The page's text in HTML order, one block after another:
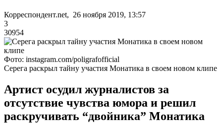
Корреспондент.net, 26 ноября 2019, 13:57
3
30954
Фото: instagram.com/poligrafofficial
Серега раскрыл тайну участия Монатика в своем новом клипе
Артист осудил журналистов за
отсутствие чувства юмора и решил
раскручивать “двойника” Монатика